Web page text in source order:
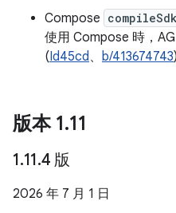
Compose compileSdk
使用 Compose 時，
(Id45cd、 b/413674743)
版本 1.11
1.11.4 版
2026 年 7 月 1 日